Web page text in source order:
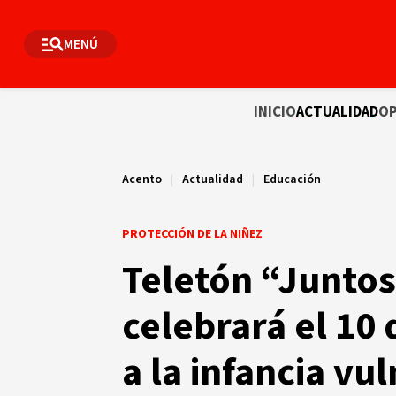
MENÚ
INICIOACTUALIDAD
Acento | Actualidad | Educación
PROTECCIÓN DE LA NIÑEZ
Teletón
celebrará el 10
a la infancia